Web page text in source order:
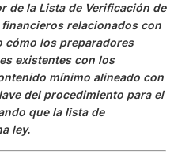
de la Lista de Verificación de
relacionados con
cómo los preparadores
existentes con los
mínimo alineado con
del procedimiento para el
que la lista de
ley.